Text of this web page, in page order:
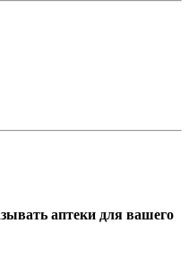
аптеки для вашего